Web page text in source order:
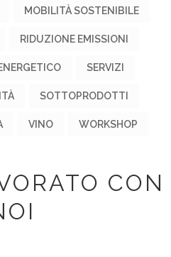
MOBILITÀ SOSTENIBILE
RIDUZIONE EMISSIONI
SERVIZI
SOTTOPRODOTTI
VINO WORKSHOP
CON